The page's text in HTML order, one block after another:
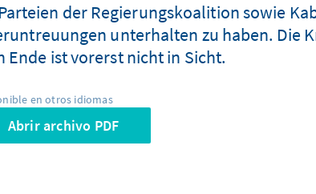
der Regierungskoalition sowie
unterhalten zu haben. Die
Ende ist vorerst nicht in Sicht.
en otros idiomas
Abrir archivo PDF